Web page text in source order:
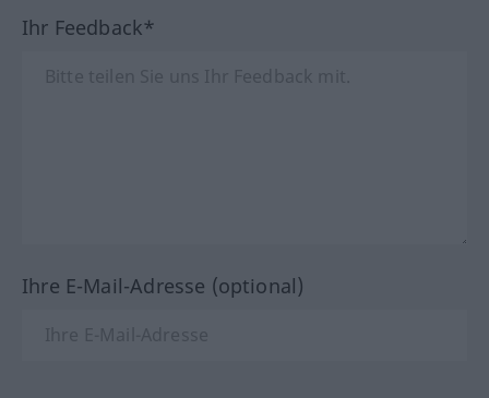
Ihr Feedback*
Ihre E-Mail-Adresse (optional)